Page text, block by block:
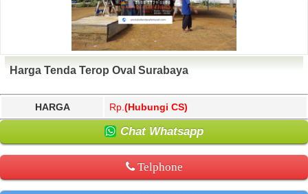
Harga Tenda Terop Oval Surabaya
HARGA Rp. (Hubungi CS)
Chat Whatsapp
Telphone